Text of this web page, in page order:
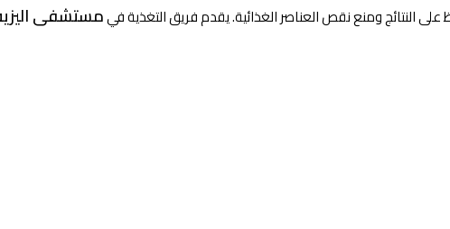
النتائج ومنع نقص العناصر الغذائية. يقدم فريق التغذية فيمستشفى